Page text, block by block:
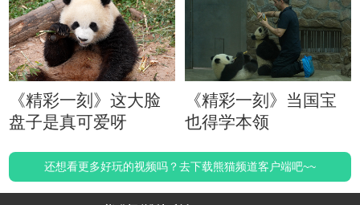
《精彩一刻》这大脸
盘子是真可爱呀
《精彩一刻》当国宝
也得学本领
还想看更多好玩的视频吗？去下载熊猫频道客户端吧~~